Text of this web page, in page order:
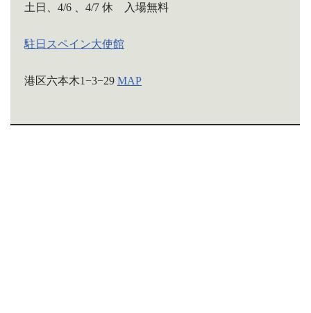
土日、4/6 、4/7 休 入場無料
駐日スペイン大使館
港区六本木1−3−29 MAP